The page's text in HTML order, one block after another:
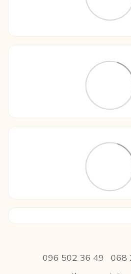
096 502 36 49 068